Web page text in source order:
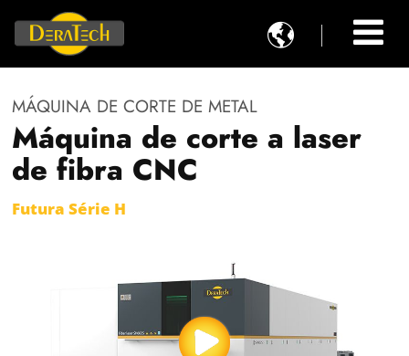

MÁQUINA DE CORTE DE METAL
Máquina de corte a laser
de fibra CNC
Futura Série H